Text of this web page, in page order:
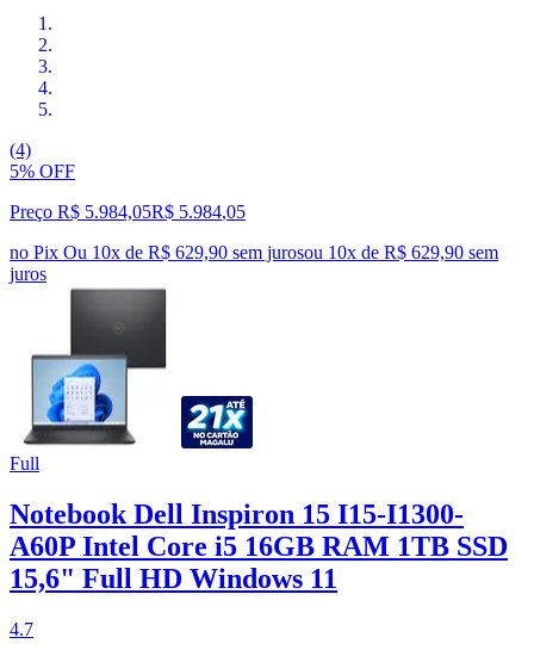
(4)
5% OFF
Preço R$ 5.984,05R$ 5.984,05
no Pix Ou 10x de R$ 629,90 sem jurosou 10x de R$ 629,90 sem
juros
Full
Notebook Dell Inspiron 15 I15-I1300-
A60P Intel Core i5 16GB RAM 1TB SSD
15,6" Full HD Windows 11
4.7